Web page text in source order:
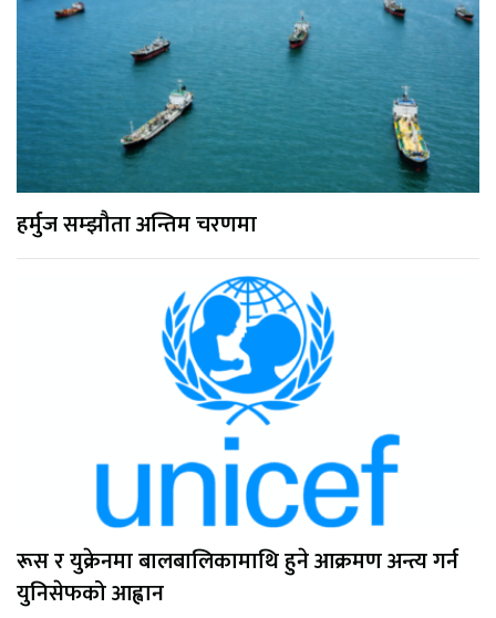
हर्मुज सम्झौता अन्तिम चरणमा
रूस र युक्रेनमा बालबालिकामाथि हुने आक्रमण अन्त्य गर्न
युनिसेफको आह्वान